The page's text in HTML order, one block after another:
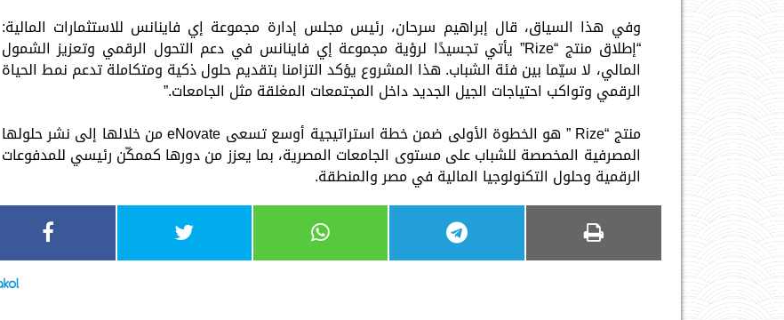
وفي هذا السياق، قال إبراهيم سرحان، رئيس مجلس إدارة مجموعة إي فاينانس للاستثمارات المالية:
“إطلاق منتج “Rize” يأتي تجسيدًا لرؤية مجموعة إي فاينانس في دعم التحول الرقمي وتعزيز الشمول
المالي، لا سيّما بين فئة الشباب. هذا المشروع يؤكد التزامنا بتقديم حلول ذكية ومتكاملة تدعم نمط الحياة
الرقمي وتواكب احتياجات الجيل الجديد داخل المجتمعات المغلقة مثل الجامعات.”
منتج “Rize ” هو الخطوة الأولى ضمن خطة استراتيجية أوسع تسعى eNovate من خلالها إلى نشر حلولها
المصرفية المخصصة للشباب على مستوى الجامعات المصرية، بما يعزز من دورها كممكّن رئيسي للمدفوعات
الرقمية وحلول التكنولوجيا المالية في مصر والمنطقة.